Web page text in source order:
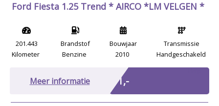
Ford Fiesta 1.25 Trend * AIRCO *LM VELGEN *
201.443
Kilometer
Brandstof
Benzine
Bouwjaar
2010
Transmissie
Handgeschakeld
Meer informatie € 1,-